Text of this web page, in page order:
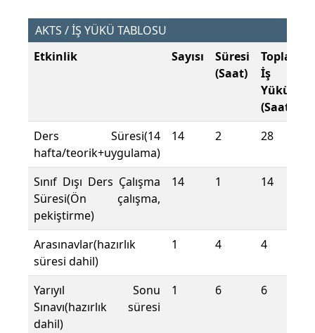
AKTS / İŞ YÜKÜ TABLOSU
Etkinlik
Sayısı
Süresi
(Saat)
Toplam
İş
Yükü
(Saat)
Ders Süresi(14
hafta/teorik+uygulama)
14 2 28
Sınıf Dışı Ders Çalışma
Süresi(Ön çalışma,
pekiştirme)
14 1 14
Arasınavlar(hazırlık
süresi dahil)
1 4 4
Yarıyıl Sonu
Sınavı(hazırlık süresi
dahil)
1 6 6